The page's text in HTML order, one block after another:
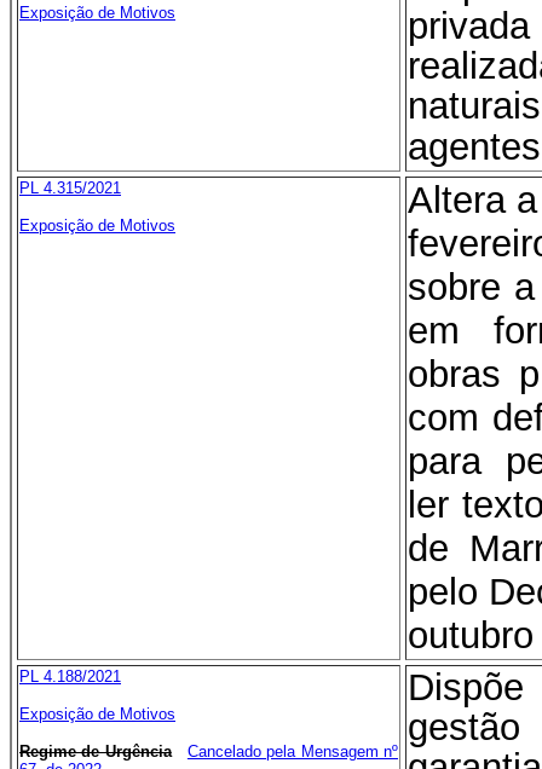
Exposição de Motivos
PL 4.315/2021
Exposição de Motivos
Altera
sobre
em
obras
com
para
ler
de
pelo
PL 4.188/2021
Exposição de Motivos
Regime de Urgência
Cancelado pela Mensagem nº